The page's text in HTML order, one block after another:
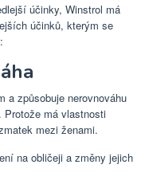
účinky, Winstrol má
účinků, kterým se
a způsobuje nerovnováhu
Protože má vlastnosti
mezi ženami.
na obličeji a změny jejich